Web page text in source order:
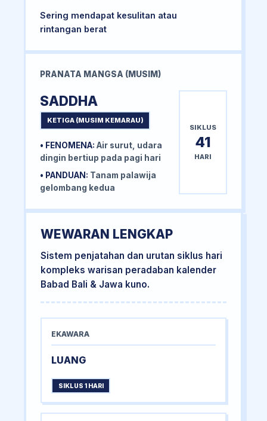
Sering mendapat kesulitan atau
rintangan berat
PRANATA MANGSA (MUSIM)
SADDHA
KETIGA (MUSIM KEMARAU)
• FENOMENA: Air surut, udara
dingin bertiup pada pagi hari
• PANDUAN: Tanam palawija
gelombang kedua
SIKLUS
41
HARI
WEWARAN LENGKAP
Sistem penjatahan dan urutan siklus hari
kompleks warisan peradaban kalender
Babad Bali & Jawa kuno.
EKAWARA
LUANG
SIKLUS 1 HARI